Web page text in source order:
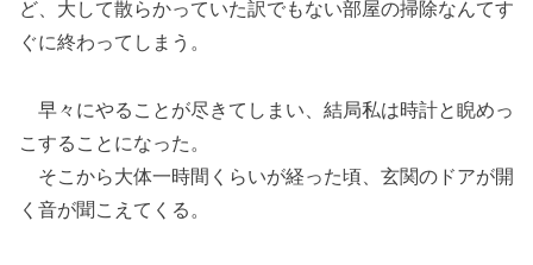
ど、大して散らかっていた訳でもない部屋の掃除なんてす
ぐに終わってしまう。
早々にやることが尽きてしまい、結局私は時計と睨めっ
こすることになった。
そこから大体一時間くらいが経った頃、玄関のドアが開
く音が聞こえてくる。